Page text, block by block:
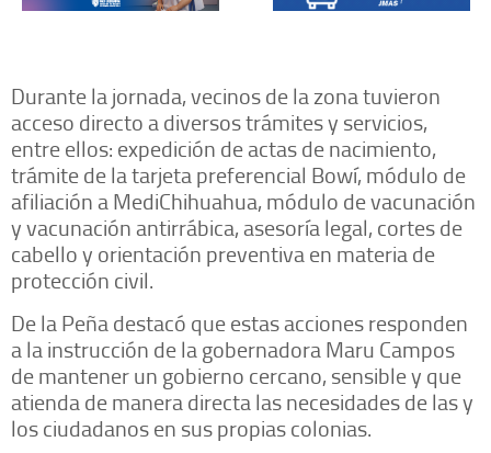
Durante la jornada, vecinos de la zona tuvieron
acceso directo a diversos trámites y servicios,
entre ellos: expedición de actas de nacimiento,
trámite de la tarjeta preferencial Bowí, módulo de
afiliación a MediChihuahua, módulo de vacunación
y vacunación antirrábica, asesoría legal, cortes de
cabello y orientación preventiva en materia de
protección civil.
De la Peña destacó que estas acciones responden
a la instrucción de la gobernadora Maru Campos
de mantener un gobierno cercano, sensible y que
atienda de manera directa las necesidades de las y
los ciudadanos en sus propias colonias.